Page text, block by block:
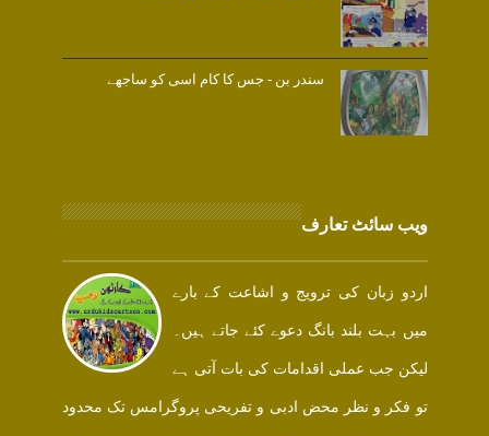
سندر بن - جس کا کام اسی کو ساجھے
ویب سائٹ تعارف
اردو زبان کی ترویج و اشاعت کے بارے
میں بہت بلند بانگ دعوے کئے جاتے ہیں۔
لیکن جب عملی اقدامات کی بات آتی ہے
تو فکر و نظر محض ادبی و تفریحی پروگرامس تک محدود